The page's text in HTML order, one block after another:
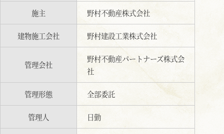
施主 野村不動産株式会社
建物施工会社 野村建設工業株式会社
管理会社
野村不動産パートナーズ株式会
社
管理形態 全部委託
管理人 日勤